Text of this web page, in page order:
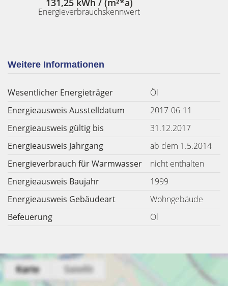
Energieverbrauchskennwert
Weitere Informationen
Wesentlicher Energieträger
Öl
Energieausweis Ausstelldatum
2017-06-11
Energieausweis gültig bis
31.12.2017
Energieausweis Jahrgang
ab dem 1.5.2014
Energieverbrauch für Warmwasser
nicht enthalten
Energieausweis Baujahr
1999
Energieausweis Gebäudeart
Wohngebäude
Befeuerung
Öl